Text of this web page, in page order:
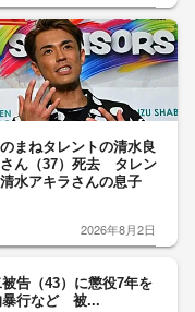
まねタレントの清水良
ん（37）死去 タレン
清水アキラさんの息子
2026年8月2日
告（43）に懲役7年を
暴行など 被...